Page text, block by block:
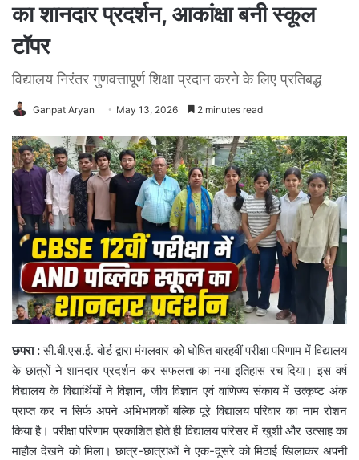
का शानदार प्रदर्शन, आकांक्षा बनी स्कूल
टॉपर
विद्यालय निरंतर गुणवत्तापूर्ण शिक्षा प्रदान करने के लिए प्रतिबद्ध
Ganpat Aryan May 13, 2026 2 minutes read
छपरा :सी.बी.एस.ई. बोर्ड द्वारा मंगलवार को घोषित बारहवीं परीक्षा परिणाम में विद्यालय
के छात्रों ने शानदार प्रदर्शन कर सफलता का नया इतिहास रच दिया। इस वर्ष
विद्यालय के विद्यार्थियों ने विज्ञान, जीव विज्ञान एवं वाणिज्य संकाय में उत्कृष्ट अंक
प्राप्त कर न सिर्फ अपने अभिभावकों बल्कि पूरे विद्यालय परिवार का नाम रोशन
किया है। परीक्षा परिणाम प्रकाशित होते ही विद्यालय परिसर में खुशी और उत्साह का
माहौल देखने को मिला। छात्र-छात्राओं ने एक-दूसरे को मिठाई खिलाकर अपनी